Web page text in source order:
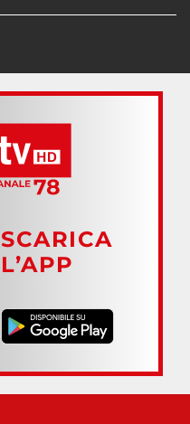
SCARICA
L’APP